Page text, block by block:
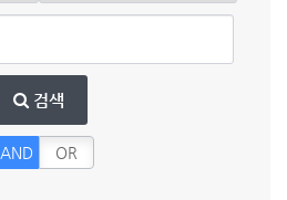
검색
AND OR